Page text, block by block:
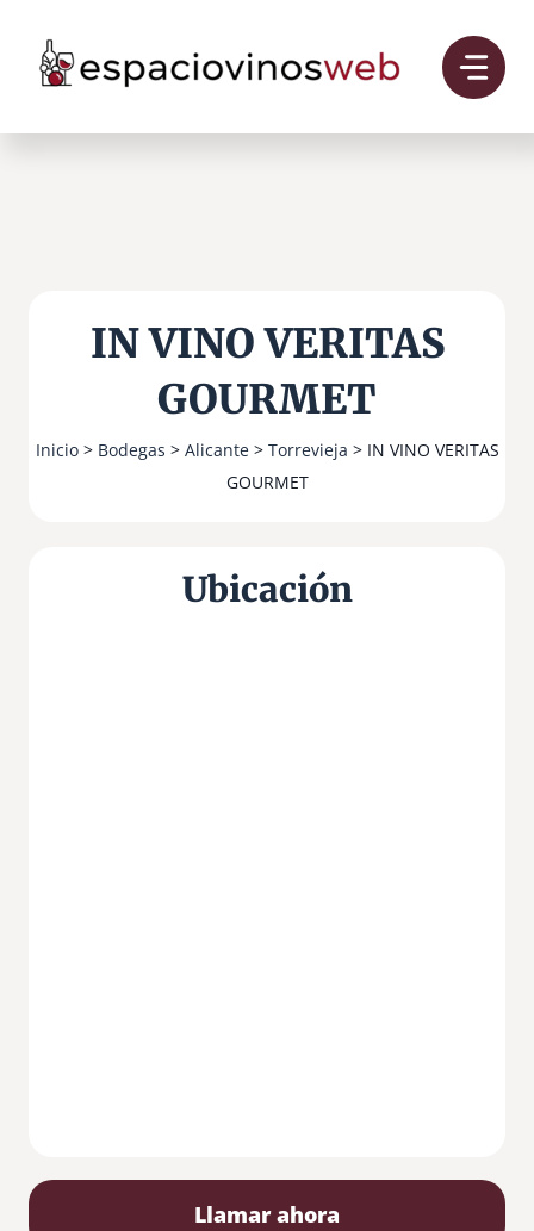
contenido
IN VINO VERITAS
GOURMET
Inicio> Bodegas > Alicante> Torrevieja > IN VINO VERITAS
GOURMET
Ubicación
Llamar ahora